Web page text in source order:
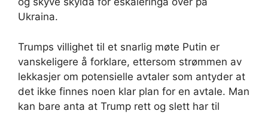
Ukraina.
Trumps villighet til et snarlig møte Putin er
vanskeligere å forklare, ettersom strømmen av
lekkasjer om potensielle avtaler som antyder at
det ikke finnes noen klar plan for en avtale. Man
kan bare anta at Trump rett og slett har til